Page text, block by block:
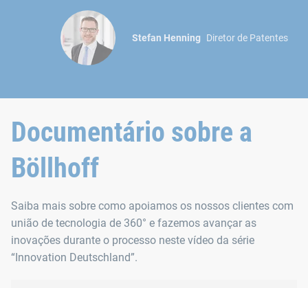
Stefan Henning Diretor de Patentes
Documentário sobre a
Böllhoff
Saiba mais sobre como apoiamos os nossos clientes com
união de tecnologia de 360° e fazemos avançar as
inovações durante o processo neste vídeo da série
“Innovation Deutschland”.